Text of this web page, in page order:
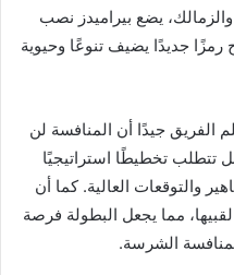
يضع بيراميدز نصب
رمزًا جديدًا يضيف تنوعًا وحيوية
الفريق جيدًا أن المنافسة لن
تتطلب تخطيطًا استراتيجيًا
والتوقعات العالية. كما أن
مما يجعل البطولة فرصة
الشرسة.